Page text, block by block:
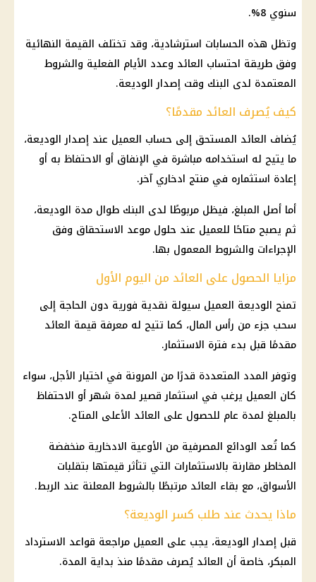
سنوي 8%.
وتظل هذه الحسابات استرشادية، وقد تختلف القيمة النهائية
وفق طريقة احتساب العائد وعدد الأيام الفعلية والشروط
المعتمدة لدى البنك وقت إصدار الوديعة.
كيف يُصرف العائد مقدمًا؟
يُضاف العائد المستحق إلى حساب العميل عند إصدار الوديعة،
ما يتيح له استخدامه مباشرة في الإنفاق أو الاحتفاظ به أو
إعادة استثماره في منتج ادخاري آخر.
أما أصل المبلغ، فيظل مربوطًا لدى البنك طوال مدة الوديعة،
ثم يصبح متاحًا للعميل عند حلول موعد الاستحقاق وفق
الإجراءات والشروط المعمول بها.
مزايا الحصول على العائد من اليوم الأول
تمنح الوديعة العميل سيولة نقدية فورية دون الحاجة إلى
سحب جزء من رأس المال، كما تتيح له معرفة قيمة العائد
مقدمًا قبل بدء فترة الاستثمار.
وتوفر المدد المتعددة قدرًا من المرونة في اختيار الأجل، سواء
كان العميل يرغب في استثمارقصير لمدة شهر أو الاحتفاظ
بالمبلغ لمدة عام للحصول على العائد الأعلى المتاح.
كما تُعد الودائع المصرفية من الأوعية الادخارية منخفضة
المخاطر مقارنة بالاستثمارات التي تتأثر قيمتها بتقلبات
الأسواق، مع بقاء العائد مرتبطًا بالشروط المعلنة عند الربط.
ماذا يحدث عند طلب كسر الوديعة؟
قبل إصدار الوديعة، يجب على العميل مراجعة قواعد الاسترداد
المبكر، خاصة أن العائد يُصرف مقدمًا منذ بداية المدة.